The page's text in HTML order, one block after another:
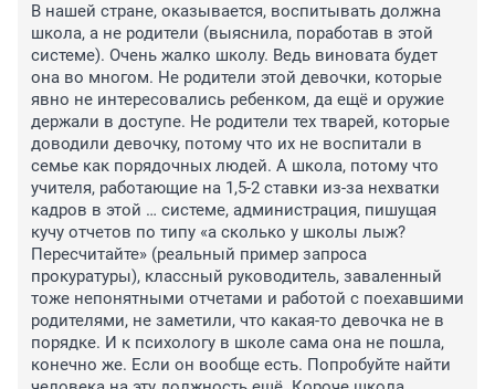
В нашей стране, оказывается, воспитывать должна
школа, а не родители (выяснила, поработав в этой
системе). Очень жалко школу. Ведь виновата будет
она во многом. Не родители этой девочки, которые
явно не интересовались ребенком, да ещё и оружие
держали в доступе. Не родители тех тварей, которые
доводили девочку, потому что их не воспитали в
семье как порядочных людей. А школа, потому что
учителя, работающие на 1,5-2 ставки из-за нехватки
кадров в этой … системе, администрация, пишущая
кучу отчетов по типу «а сколько у школы лыж?
Пересчитайте» (реальный пример запроса
прокуратуры), классный руководитель, заваленный
тоже непонятными отчетами и работой с поехавшими
родителями, не заметили, что какая-то девочка не в
порядке. И к психологу в школе сама она не пошла,
конечно же. Если он вообще есть. Попробуйте найти